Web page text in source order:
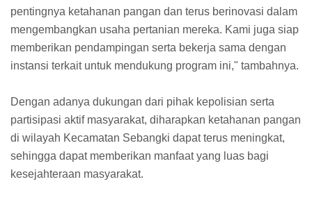
pentingnya ketahanan pangan dan terus berinovasi dalam
mengembangkan usaha pertanian mereka. Kami juga siap
memberikan pendampingan serta bekerja sama dengan
instansi terkait untuk mendukung program ini," tambahnya.
Dengan adanya dukungan dari pihak kepolisian serta
partisipasi aktif masyarakat, diharapkan ketahanan pangan
di wilayah Kecamatan Sebangki dapat terus meningkat,
sehingga dapat memberikan manfaat yang luas bagi
kesejahteraan masyarakat.